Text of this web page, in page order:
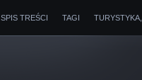
SPIS TREŚCI TAGI